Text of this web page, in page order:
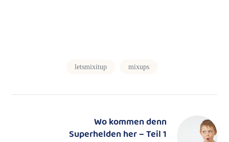
letsmixitup mixups
Wo kommen denn
Superhelden her – Teil 1